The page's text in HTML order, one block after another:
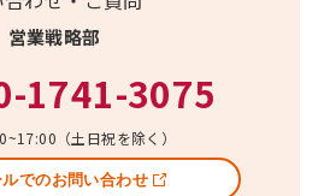
営業戦略部
1741-3075
（土日祝を除く）
ルでのお問い合わせ